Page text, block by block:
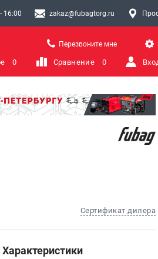
16:00 zakaz@fubagtorg.ru
Перезвоните мне
0 Сравнение 0
Сертификат дилера
Характеристики